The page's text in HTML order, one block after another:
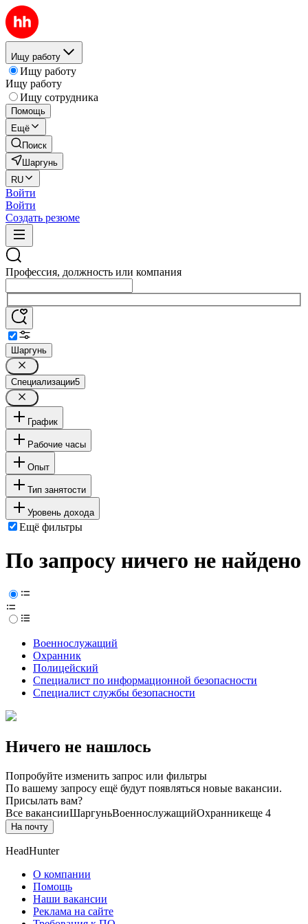
Ищу работу
Ищу работу
Ищу работу
Ищу сотрудника
Помощь
Ещё
Поиск
Шаргунь
RU
Войти
Войти
Создать резюме
Профессия, должность или компания
Шаргунь
Специализации5
График
Рабочие часы
Опыт
Тип занятости
Уровень дохода
Ещё фильтры
По запросу ничего не найдено
Военнослужащий
Охранник
Полицейский
Специалист по информационной безопасности
Специалист службы безопасности
Ничего не нашлось
Попробуйте изменить запрос или фильтры
По вашему запросу ещё будут появляться новые вакансии.
Присылать вам?
Все вакансииШаргуньВоеннослужащийОхранникеще 4
На почту
HeadHunter
О компании
Помощь
Наши вакансии
Реклама на сайте